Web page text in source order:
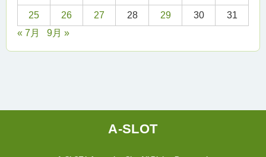
25 26 27 28 29 30
31
« 7月
9月 »